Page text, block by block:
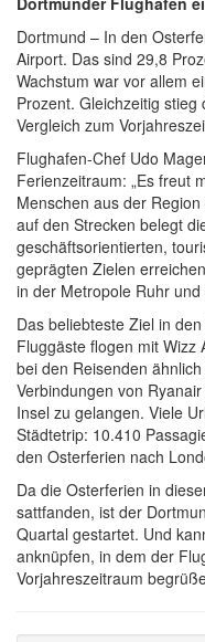
Dortmund – In den
Airport. Das sind 29,8
Wachstum war vor allem
Prozent. Gleichzeitig
Vergleich zum
Flughafen-Chef Udo
Ferienzeitraum: „Es freut
Menschen aus der
auf den Strecken belegt
geschäftsorientierten,
geprägten Zielen
in der Metropole Ruhr
Das beliebteste Ziel in
Fluggäste flogen mit Wizz
bei den Reisenden
Verbindungen von
Insel zu gelangen. Viele
Städtetrip: 10.410
den Osterferien nach
Da die Osterferien in
sattfanden, ist der
Quartal gestartet. Und
anknüpfen, in dem der
Vorjahreszeitraum